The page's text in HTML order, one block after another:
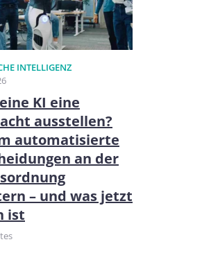
INTELLIGENZ
KI eine
ausstellen?
automatisierte
an der
– und was jetzt
ist